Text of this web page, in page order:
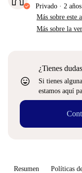
Privado · 2 años
Más sobre este
Más sobre la
sentiment_very_satisfied
¿Tienes
Si tienes
estamos aquí
Resumen Políticas